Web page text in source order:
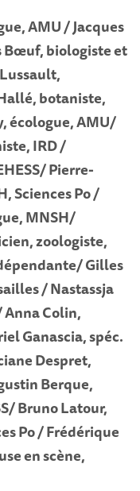
AMU / Jacques
Bœuf, biologiste et
botaniste,
écologue, AMU/
IRD /
Pierre-
Sciences Po /
MNSH/
zoologiste,
Gilles
/ Nastassja
Colin,
Ganascia, spéc.
Despret,
Berque,
Bruno Latour,
Po / Frédérique
en scène,